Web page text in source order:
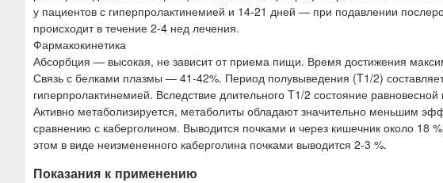
у пациентов с гиперпролактинемией и 14-21 дней — при подавлении
происходит в течение 2-4 нед лечения.
Фармакокинетика
Абсорбция — высокая, не зависит от приема пищи. Время достижения
Связь с белками плазмы — 41-42%. Период полувыведения (T1/2)
гиперпролактинемией. Вследствие длительного T1/2 состояние
Активно метаболизируется, метаболиты обладают значительно меньшим
сравнению с каберголином. Выводится почками и через кишечник около 18
этом в виде неизмененного каберголина почками выводится 2-3 %.
Показания к применению